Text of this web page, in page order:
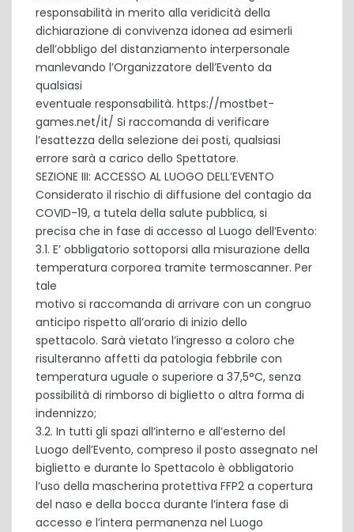
responsabilità in merito alla veridicità della
dichiarazione di convivenza idonea ad esimerli
dell’obbligo del distanziamento interpersonale
manlevando l’Organizzatore dell’Evento da
qualsiasi
eventuale responsabilità. https://mostbet-
games.net/it/ Si raccomanda di verificare
l’esattezza della selezione dei posti, qualsiasi
errore sarà a carico dello Spettatore.
SEZIONE III: ACCESSO AL LUOGO DELL’EVENTO
Considerato il rischio di diffusione del contagio da
COVID-19, a tutela della salute pubblica, si
precisa che in fase di accesso al Luogo dell’Evento:
3.1. E’ obbligatorio sottoporsi alla misurazione della
temperatura corporea tramite termoscanner. Per
tale
motivo si raccomanda di arrivare con un congruo
anticipo rispetto all’orario di inizio dello
spettacolo. Sarà vietato l’ingresso a coloro che
risulteranno affetti da patologia febbrile con
temperatura uguale o superiore a 37,5°C, senza
possibilità di rimborso di biglietto o altra forma di
indennizzo;
3.2. In tutti gli spazi all’interno e all’esterno del
Luogo dell’Evento, compreso il posto assegnato nel
biglietto e durante lo Spettacolo è obbligatorio
l’uso della mascherina protettiva FFP2 a copertura
del naso e della bocca durante l’intera fase di
accesso e l’intera permanenza nel Luogo